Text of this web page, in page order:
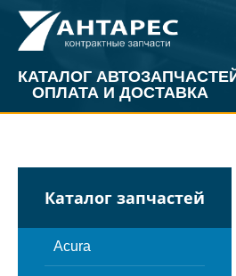
КАТАЛОГ
ОПЛАТА И ДОСТАВКА
Каталог запчастей
Acura